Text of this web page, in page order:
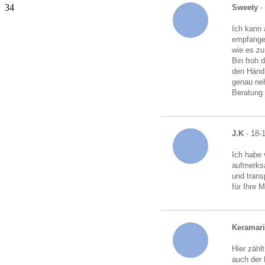
Sweety -
Ich
wie es
Bin froh
den
genau
Beratung
J.K - 18-
Ich
und
für Ihre
Hier
auch der
34